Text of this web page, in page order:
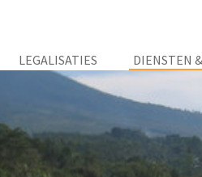
LEGALISATIES DIENSTEN